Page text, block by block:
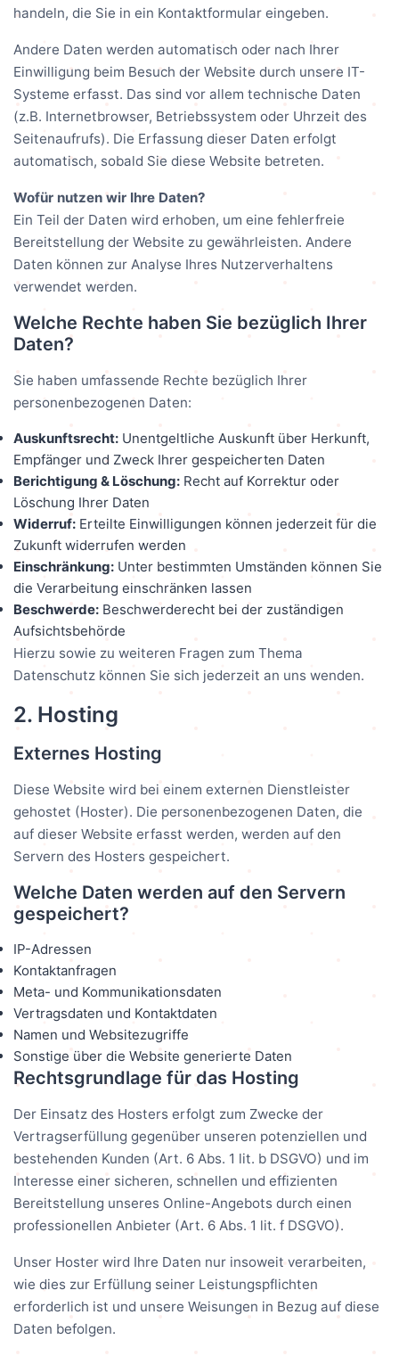
handeln, die Sie in ein Kontaktformular eingeben.
Andere Daten werden automatisch oder nach Ihrer
Einwilligung beim Besuch der Website durch unsere IT-
Systeme erfasst. Das sind vor allem technische Daten
(z.B. Internetbrowser, Betriebssystem oder Uhrzeit des
Seitenaufrufs). Die Erfassung dieser Daten erfolgt
automatisch, sobald Sie diese Website betreten.
Wofür nutzen wir Ihre Daten?
Ein Teil der Daten wird erhoben, um eine fehlerfreie
Bereitstellung der Website zu gewährleisten. Andere
Daten können zur Analyse Ihres Nutzerverhaltens
verwendet werden.
Welche Rechte haben Sie bezüglich Ihrer
Daten?
Sie haben umfassende Rechte bezüglich Ihrer
personenbezogenen Daten:
Auskunftsrecht: Unentgeltliche Auskunft über Herkunft,
Empfänger und Zweck Ihrer gespeicherten Daten
Berichtigung & Löschung: Recht auf Korrektur oder
Löschung Ihrer Daten
Widerruf: Erteilte Einwilligungen können jederzeit für die
Zukunft widerrufen werden
Einschränkung: Unter bestimmten Umständen können Sie
die Verarbeitung einschränken lassen
Beschwerde: Beschwerderecht bei der zuständigen
Aufsichtsbehörde
Hierzu sowie zu weiteren Fragen zum Thema
Datenschutz können Sie sich jederzeit an uns wenden.
2. Hosting
Externes Hosting
Diese Website wird bei einem externen Dienstleister
gehostet (Hoster). Die personenbezogenen Daten, die
auf dieser Website erfasst werden, werden auf den
Servern des Hosters gespeichert.
Welche Daten werden auf den Servern
gespeichert?
IP-Adressen
Kontaktanfragen
Meta- und Kommunikationsdaten
Vertragsdaten und Kontaktdaten
Namen und Websitezugriffe
Sonstige über die Website generierte Daten
Rechtsgrundlage für das Hosting
Der Einsatz des Hosters erfolgt zum Zwecke der
Vertragserfüllung gegenüber unseren potenziellen und
bestehenden Kunden (Art. 6 Abs. 1 lit. b DSGVO) und im
Interesse einer sicheren, schnellen und effizienten
Bereitstellung unseres Online-Angebots durch einen
professionellen Anbieter (Art. 6 Abs. 1 lit. f DSGVO).
Unser Hoster wird Ihre Daten nur insoweit verarbeiten,
wie dies zur Erfüllung seiner Leistungspflichten
erforderlich ist und unsere Weisungen in Bezug auf diese
Daten befolgen.